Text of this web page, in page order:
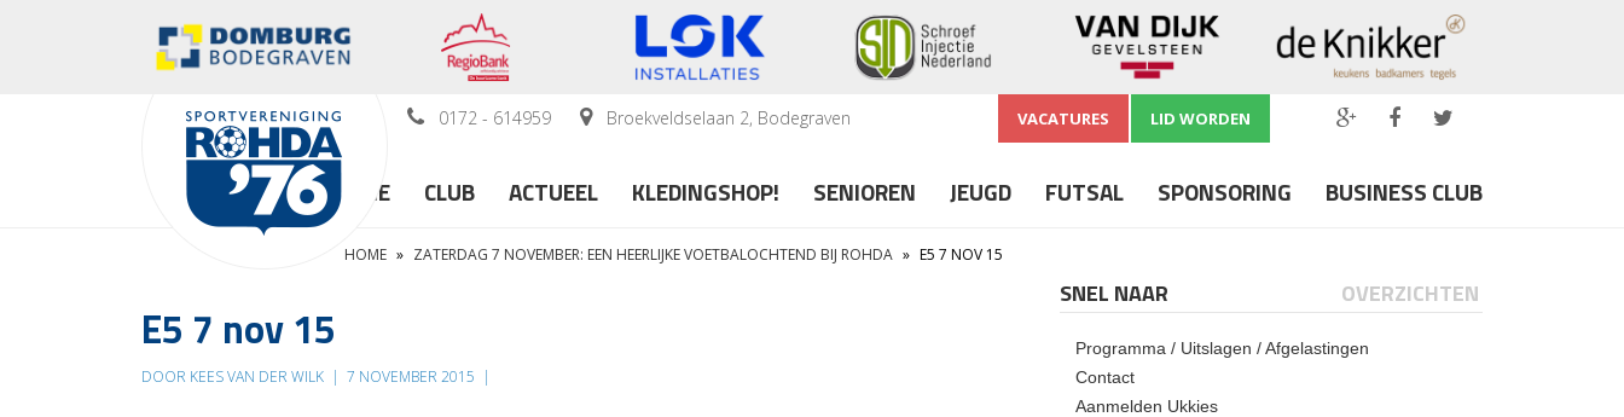
0172 - 614959 Broekveldselaan 2, Bodegraven VACATURES LID WORDEN
HOME CLUB ACTUEEL KLEDINGSHOP! SENIOREN JEUGD FUTSAL SPONSORING BUSINESS CLUB
HOME » ZATERDAG 7 NOVEMBER: EEN HEERLIJKE VOETBALOCHTEND BIJ ROHDA » E5 7 NOV 15
E5 7 nov 15
DOOR KEES VAN DER WILK | 7 NOVEMBER 2015 |
SNEL NAAR OVERZICHTEN
Programma / Uitslagen / Afgelastingen
Contact
Aanmelden Ukkies